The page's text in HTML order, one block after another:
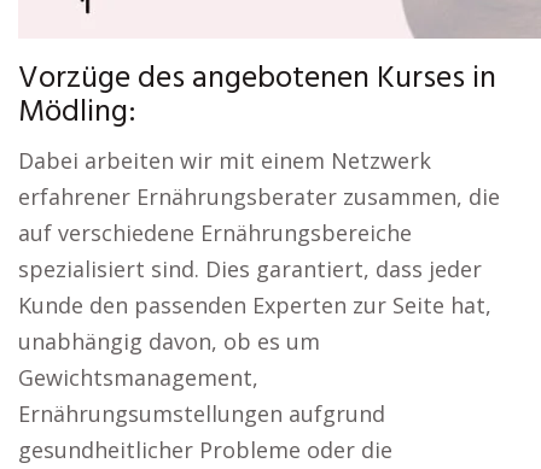
Vorzüge des angebotenen Kurses in
Mödling:
Dabei arbeiten wir mit einem Netzwerk
erfahrener Ernährungsberater zusammen, die
auf verschiedene Ernährungsbereiche
spezialisiert sind. Dies garantiert, dass jeder
Kunde den passenden Experten zur Seite hat,
unabhängig davon, ob es um
Gewichtsmanagement,
Ernährungsumstellungen aufgrund
gesundheitlicher Probleme oder die